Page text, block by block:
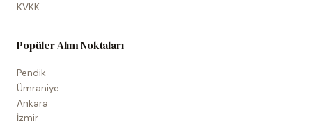
KVKK
Popüler Alım Noktaları
Pendik
Ümraniye
Ankara
İzmir